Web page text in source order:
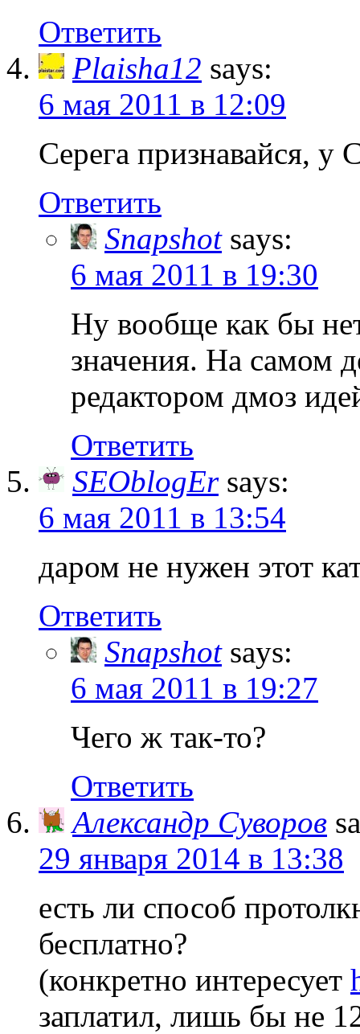
Ответить
Plaisha12 says:
6 мая 2011 в 12:09
Серега признавайся, у
Ответить
Snapshot says:
6 мая 2011 в 19:30
Ну вообще как бы
значения. На самом
редактором дмоз
Ответить
SEOblogEr says:
6 мая 2011 в 13:54
даром не нужен этот
Ответить
Snapshot says:
6 мая 2011 в 19:27
Чего ж так-то?
Ответить
Александр Суворов
29 января 2014 в 13:38
есть ли способ
бесплатно?
(конкретно интересует
заплатил, лишь бы не